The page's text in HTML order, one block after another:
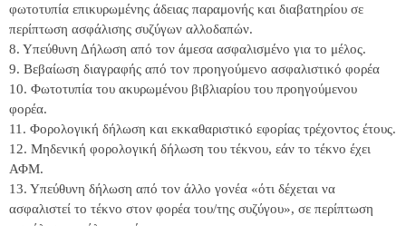
φωτοτυπία επικυρωμένης άδειας παραμονής και διαβατηρίου σε
περίπτωση ασφάλισης συζύγων αλλοδαπών.
8. Υπεύθυνη Δήλωση από τον άμεσα ασφαλισμένο για το μέλος.
9. Βεβαίωση διαγραφής από τον προηγούμενο ασφαλιστικό φορέα
10. Φωτοτυπία του ακυρωμένου βιβλιαρίου του προηγούμενου
φορέα.
11. Φορολογική δήλωση και εκκαθαριστικό εφορίας τρέχοντος έτους.
12. Μηδενική φορολογική δήλωση του τέκνου, εάν το τέκνο έχει
ΑΦΜ.
13. Υπεύθυνη δήλωση από τον άλλο γονέα «ότι δέχεται να
ασφαλιστεί το τέκνο στον φορέα του/της συζύγου», σε περίπτωση